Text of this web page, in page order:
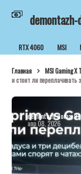
RTX 4060 MSI
Главная MSI Gaming X
и стоит ли переплачивать
demontazh-doma-
апр 08, 2026